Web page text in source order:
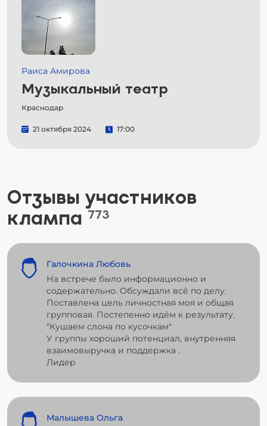
Раиса Амирова
Музыкальный театр
Краснодар
21 октября 2024 17:00
Отзывы участников
клампа 773
Галочкина Любовь
На встрече было информационно и
содержательно. Обсуждали всё по делу.
Поставлена цель личностная моя и общая
групповая. Постепенно идём к результату.
"Кушаем слона по кусочкам"
У группы хороший потенциал, внутренняя
взаимовыручка и поддержка .
Лидер
Малышева Ольга